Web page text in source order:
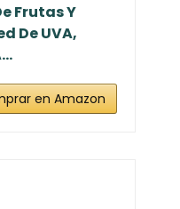
Frutas Y
De UVA,
en Amazon